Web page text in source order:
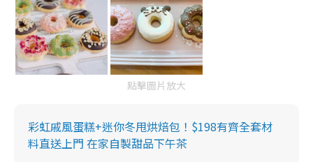
點擊圖片放大
彩虹戚風蛋糕+迷你冬甩烘焙包！$198有齊全套材
料直送上門 在家自製甜品下午茶